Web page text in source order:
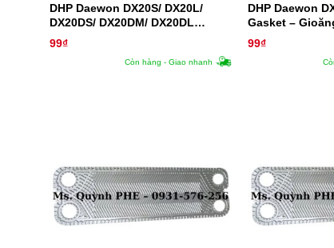
DHP Daewon DX20S/ DX20L/
DX20DS/ DX20DM/ DX20DL
Gasket – Ron Trao Đổi Nhiệt
99₫
Còn hàng - Giao nhanh
DHP Daewon
Gasket –
99₫